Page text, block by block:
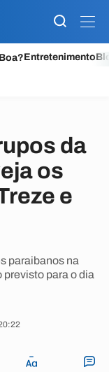
Entretenimento
da
os
e
paraibanos na
para o dia